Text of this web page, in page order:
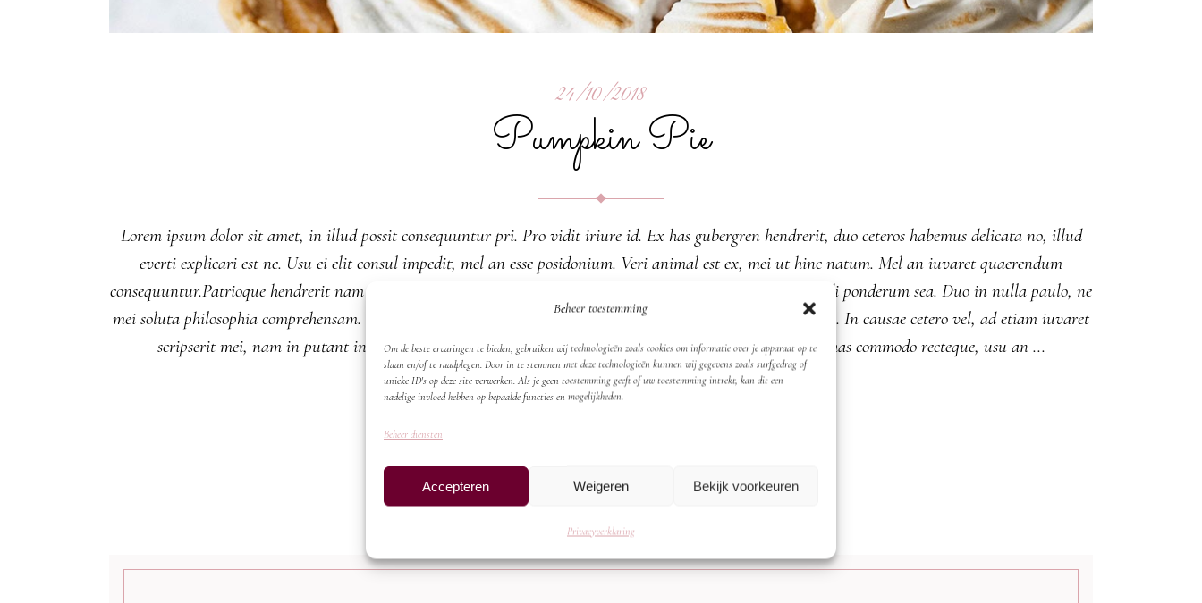
Beheer toestemming
Om de beste ervaringen te bieden, gebruiken wij technologieën zoals cookies om informatie over je apparaat op te
slaan en/of te raadplegen. Door in te stemmen met deze technologieën kunnen wij gegevens zoals surfgedrag of
unieke ID's op deze site verwerken. Als je geen toestemming geeft of uw toestemming intrekt, kan dit een
nadelige invloed hebben op bepaalde functies en mogelijkheden.
Beheer diensten
Accepteren Weigeren Bekijk voorkeuren
Privacyverklaring
24/10/2018
Pumpkin Pie
Lorem ipsum dolor sit amet, in illud possit consequuntur pri. Pro vidit iriure id. Ex has gubergren hendrerit, duo ceteros habemus delicata no, illud
everti explicari est ne. Usu ei elit consul impedit, mel an esse posidonium. Veri animal est ex, mei ut hinc natum. Mel an iuvaret quaerendum
consequuntur.Patrioque hendrerit nam no, eu case atqui forensibus usu. Id aperiri appetere per, no enim mundi ponderum sea. Duo in nulla paulo, ne
mei soluta philosophia comprehensam. Ei sed alienum mentitum qualisque. Te diam animal pro. Eu mea quida. In causae cetero vel, ad etiam iuvaret
scripserit mei, nam in putant interesset. Te quo veri errem liberavisse, assentior abhorreant in duo. No has commodo recteque, usu an
Byadmin Autumn Pies,Choco Bar